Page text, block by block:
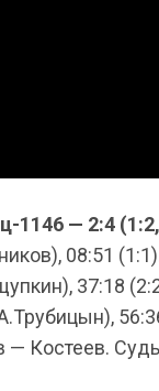
1146 — 2:4
08:51
37:18
Костеев.